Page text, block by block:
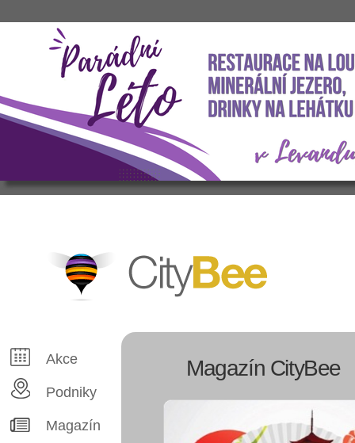
CityBee
Akce
Podniky
Magazín
Magazín CityBee